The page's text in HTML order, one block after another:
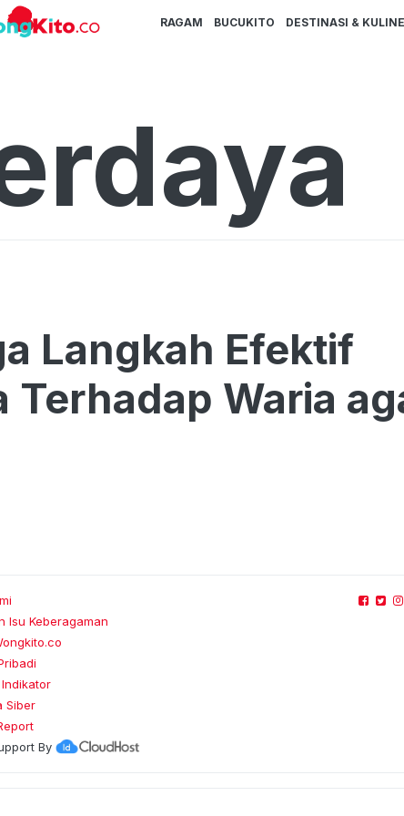
RAGAM BUCUKITO DESTINASI &
Langkah Efektif
Waria agar
Isu Keberagaman
Siber
By